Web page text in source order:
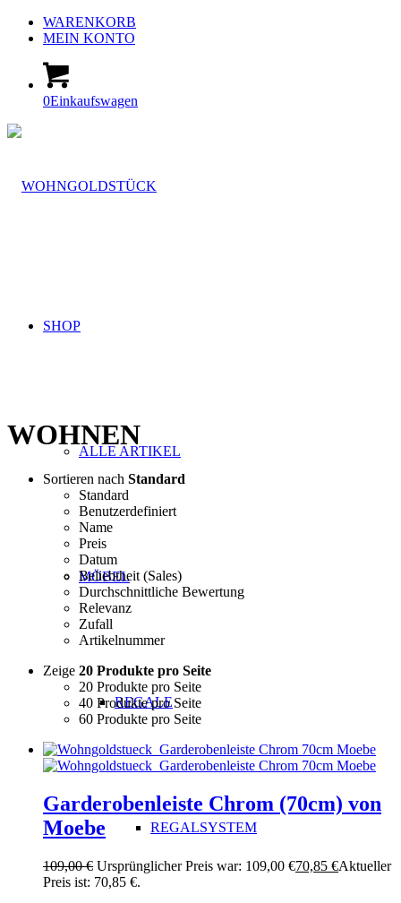
WARENKORB
MEIN KONTO
0Einkaufswagen
SHOP
ALLE ARTIKEL
MÖBEL
REGALE
REGALSYSTEM
WOHNEN
Sortieren nach Standard
Standard
Benutzerdefiniert
Name
Preis
Datum
Beliebtheit (Sales)
Durchschnittliche Bewertung
Relevanz
Zufall
Artikelnummer
Zeige 20 Produkte pro Seite
20 Produkte pro Seite
40 Produkte pro Seite
60 Produkte pro Seite
Garderobenleiste Chrom (70cm) von
Moebe
109,00€ Ursprünglicher Preis war: 109,00 €70,85 €Aktueller
Preis ist: 70,85 €.